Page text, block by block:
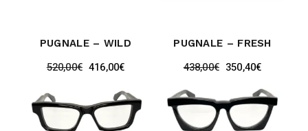
PUGNALE – WILD
520,00€ 416,00€
PUGNALE – FRESH
438,00€ 350,40€